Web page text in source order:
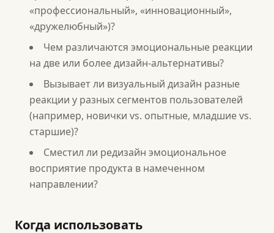
«профессиональный», «инновационный»,
«дружелюбный»)?
Чем различаются эмоциональные реакции
на две или более дизайн-альтернативы?
Вызывает ли визуальный дизайн разные
реакции у разных сегментов пользователей
(например, новички vs. опытные, младшие vs.
старшие)?
Сместил ли редизайн эмоциональное
восприятие продукта в намеченном
направлении?
Когда использовать